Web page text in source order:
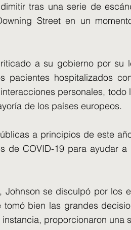
tras una serie de
Street en un
a su gobierno por su
hospitalizados
personales, todo
de los países europeos.
a principios de este
de COVID-19 para ayudar
se disculpó por los
bien las grandes
proporcionaron una